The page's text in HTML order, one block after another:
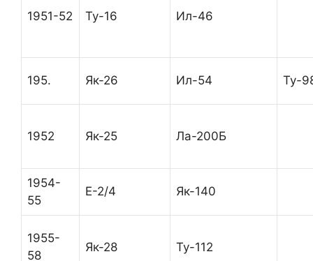
1951-52 Ту-16 Ил-46
195. Як-26 Ил-54 Ту-
1952 Як-25 Ла-200Б
1954-
55
Е-2/4 Як-140
1955-
58
Як-28 Ту-112